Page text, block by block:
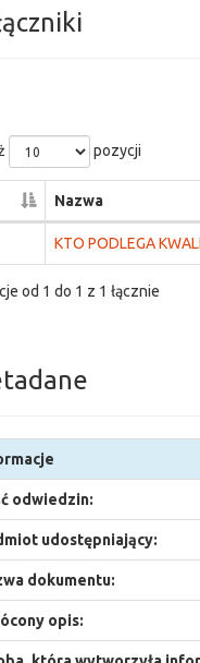
pozycji
Nazwa
KTO PODLEGA
od 1 do 1 z 1 łącznie
odwiedzin:
udostępniający:
dokumentu:
opis: